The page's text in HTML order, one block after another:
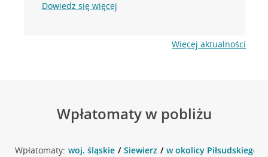
Dowiedz się więcej
Więcej aktualności
Wpłatomaty w pobliżu
Wpłatomaty: woj. śląskie Siewierz w okolicy Piłsudskiego